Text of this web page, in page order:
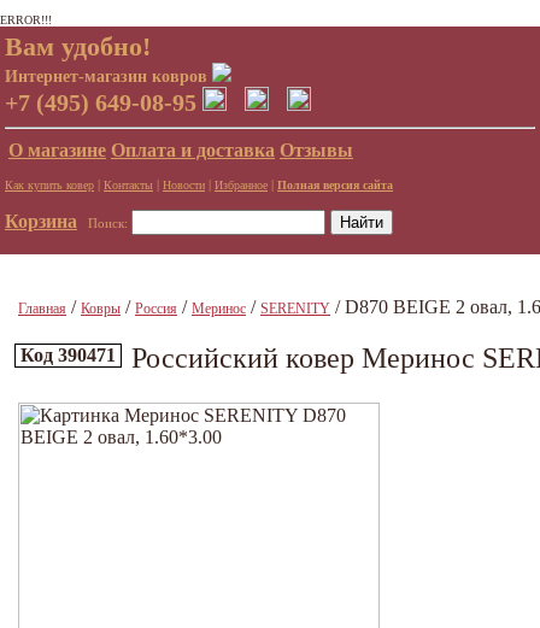
ERROR!!!
Вам удобно!
Интернет-магазин ковров
+7 (495) 649-08-95
О магазине Оплата и доставка Отзывы
Как купить ковер | Контакты | Новости | Избранное | Полная версия сайта
Корзина Поиск:
Главная / Ковры / Россия / Меринос / SERENITY / D870 BEIGE 2 овал,
Код 390471 Российский ковер Меринос